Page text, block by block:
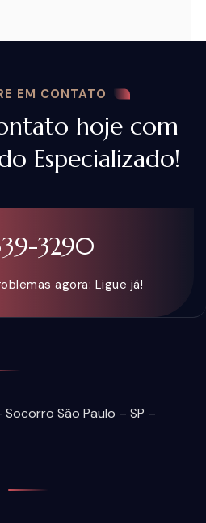
EM CONTATO
hoje com
Especializado!
3290
agora: Ligue já!
São Paulo – SP –